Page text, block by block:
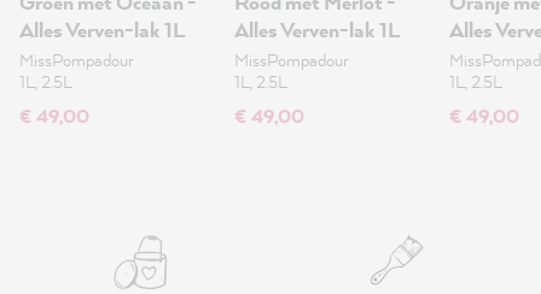
Alles Verven-lak 1L
MissPompadour
1L, 2.5L
€ 49,00
Alles Verven-lak 1L
MissPompadour
1L, 2.5L
€ 49,00
Alles
1L, 2.5L
€ 49,00